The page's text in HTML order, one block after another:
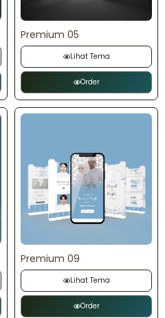
Premium 05
Lihat Tema
Order
Premium 09
Lihat Tema
Order